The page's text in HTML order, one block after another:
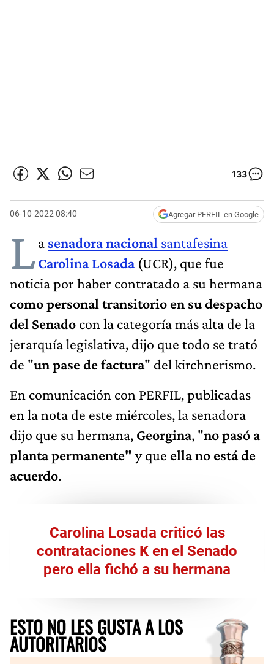
133
06-10-2022 08:40 Agregar PERFIL en Google
La senadora nacional santafesina
Carolina Losada(UCR), que fue
noticia por haber contratado a su hermana
como personal transitorio en su despacho
del Senado con la categoríamás alta de la
jerarquía legislativa, dijo que todo se trató
de "un pase de factura" del kirchnerismo.
En comunicación con PERFIL, publicadas
en la nota de este miércoles, la senadora
dijo que su hermana, Georgina, "no pasó a
planta permanente" y que ella no está de
acuerdo.
Carolina Losada criticó las
contrataciones K en el Senado
pero ella fichó a su hermana
ESTO NO LES GUSTA A LOS
AUTORITARIOS